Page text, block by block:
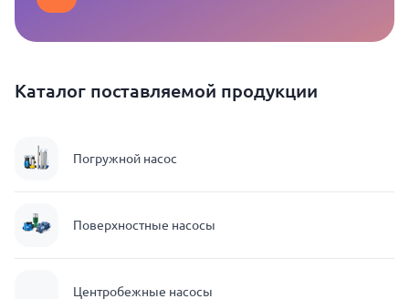
Каталог поставляемой продукции
Погружной насос
Поверхностные насосы
Центробежные насосы